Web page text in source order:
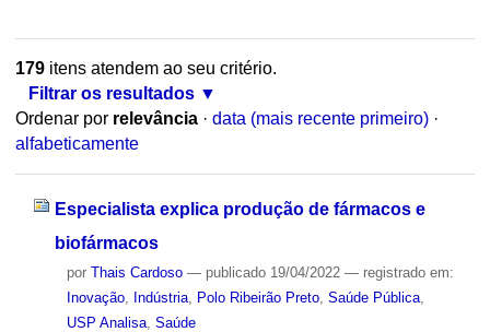
179itens atendem ao seu critério.
Filtrar os resultados
Ordenar por relevância · data (mais recente primeiro) ·
alfabeticamente
Especialista explica produção de fármacos e
biofármacos
por Thais Cardoso — publicado19/04/2022 — registrado em:
Inovação, Indústria, Polo Ribeirão Preto, Saúde Pública,
USP Analisa, Saúde